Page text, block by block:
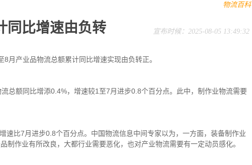
物流百科
同比增速由负转 宣布时候：2025-08-05 13:49:32
月产业品物流总额累计同比增速实现由负转正。
额同比增添0.4%，增速较1至7月进步0.8个百分点。此中，制作业物流需要
比7月进步0.8个百分点。中国物流信息中间专家以为，一方面，装备制作业
作业有所改良，大都行业需要恶化，也对产业物流需要有一定动员感化。